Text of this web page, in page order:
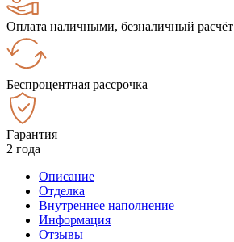
Оплата наличными, безналичный расчёт
Беспроцентная рассрочка
Гарантия
2 года
Описание
Отделка
Внутреннее наполнение
Информация
Отзывы